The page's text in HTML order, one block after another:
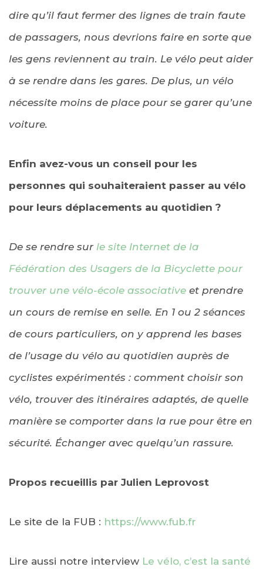
dire qu’il faut fermer des lignes de train faute
de passagers, nous devrions faire en sorte que
les gens reviennent au train. Le vélo peut aider
à se rendre dans les gares. De plus, un vélo
nécessite moins de place pour se garer qu’une
voiture.
Enfin avez-vous un conseil pour les
personnes qui souhaiteraient passer au vélo
pour leurs déplacements au quotidien ?
De se rendre sur le site Internet de la
Fédération des Usagers de la Bicyclette pour
trouver une vélo-école associative et prendre
un cours de remise en selle. En 1 ou 2 séances
de cours particuliers, on y apprend les bases
de l’usage du vélo au quotidien auprès de
cyclistes expérimentés : comment choisir son
vélo, trouver des itinéraires adaptés, de quelle
manière se comporter dans la rue pour être en
sécurité. Échanger avec quelqu’un rassure.
Propos recueillis par Julien Leprovost
Le site de la FUB : https://www.fub.fr
Lire aussi notre interview Le vélo, c’est la santé